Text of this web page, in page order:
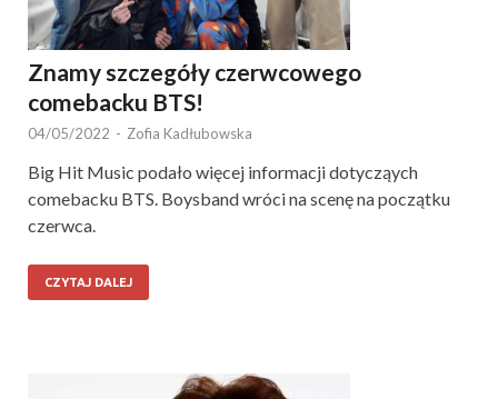
Znamy szczegóły czerwcowego
comebacku BTS!
04/05/2022 - Zofia Kadłubowska
Big Hit Music podało więcej informacji dotycząych
comebacku BTS. Boysband wróci na scenę na początku
czerwca.
CZYTAJ DALEJ